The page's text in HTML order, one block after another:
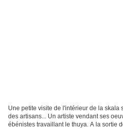
Une petite visite de l'intérieur de la skala
des artisans... Un artiste vendant ses
ébénistes travaillant le thuya. A la sortie